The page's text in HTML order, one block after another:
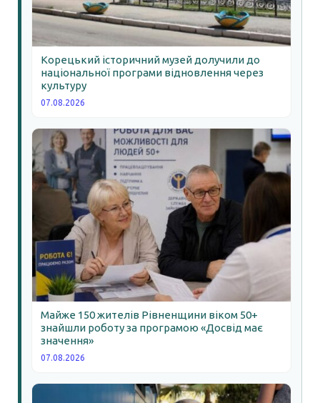
Корецький історичний музей долучили до
національної програми відновлення через
культуру
07.08.2026
Майже 150 жителів Рівненщини віком 50+
знайшли роботу за програмою «Досвід має
значення»
07.08.2026